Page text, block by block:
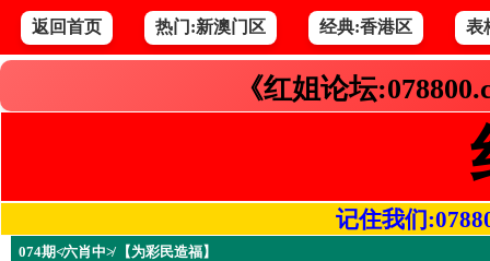
返回首页 热门:新澳门区 经典:香港区 表
《红姐论坛
记住我们
074期≮六肖中≯ 【为彩民造福】